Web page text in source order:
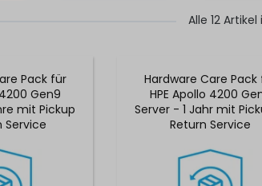
Alle 12
Pack für
Gen9
mit Pickup
Service
Hardware Care Pack
HPE Apollo 4200
Server - 1 Jahr mit
Return Service